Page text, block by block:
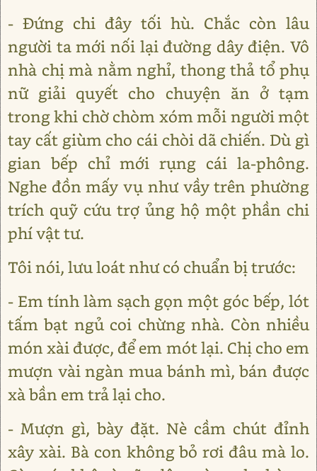
- Đứng chi đây tối hù. Chắc còn lâu
người ta mới nối lại đường dây điện. Vô
nhà chị mà nằm nghỉ, thong thả tổ phụ
nữ giải quyết cho chuyện ăn ở tạm
trong khi chờ chòm xóm mỗi người một
tay cất giùm cho cái chòi dã chiến. Dù gì
gian bếp chỉ mới rụng cái la-phông.
Nghe đồn mấy vụ như vầy trên phường
trích quỹ cứu trợ ủng hộ một phần chi
phí vật tư.
Tôi nói, lưu loát như có chuẩn bị trước:
- Em tính làm sạch gọn một góc bếp, lót
tấm bạt ngủ coi chừng nhà. Còn nhiều
món xài được, để em mót lại. Chị cho em
mượn vài ngàn mua bánh mì, bán được
xà bần em trả lại cho.
- Mượn gì, bày đặt. Nè cầm chút đỉnh
xây xài. Bà con không bỏ rơi đâu mà lo.